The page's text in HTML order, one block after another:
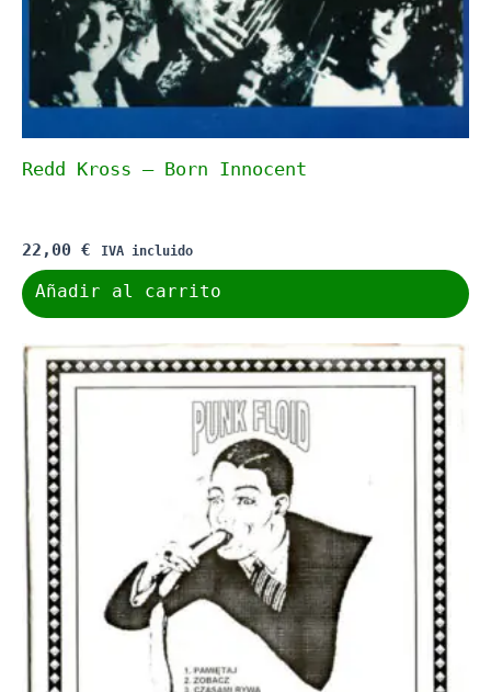
Redd Kross – Born Innocent
22,00 € IVA incluido
Añadir al carrito